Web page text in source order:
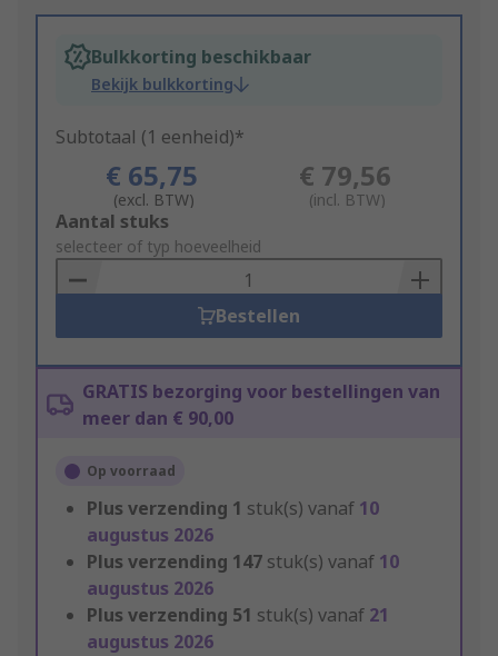
Bulkkorting beschikbaar
Bekijk bulkkorting
Subtotaal (1 eenheid)*
€ 65,75
(excl. BTW)
€ 79,56
(incl. BTW)
Add
to
Basket
Aantal stuks
selecteer of typ hoeveelheid
Bestellen
GRATIS bezorging voor bestellingen van
meer dan € 90,00
Op voorraad
Plus verzending 1 stuk(s) vanaf 10
augustus 2026
Plus verzending 147 stuk(s) vanaf 10
augustus 2026
Plus verzending 51 stuk(s) vanaf 21
augustus 2026